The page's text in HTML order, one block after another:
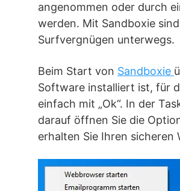
angenommen oder durch
werden. Mit Sandboxie
Surfvergnügen unterwegs.
Beim Start von Sandboxie
Software installiert ist, für
einfach mit „Ok“. In der
darauf öffnen Sie die
erhalten Sie Ihren sicheren